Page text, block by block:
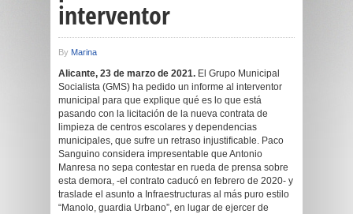
interventor
By Marina
Alicante, 23 de marzo de 2021. El Grupo Municipal
Socialista (GMS) ha pedido un informe al interventor
municipal para que explique qué es lo que está
pasando con la licitación de la nueva contrata de
limpieza de centros escolares y dependencias
municipales, que sufre un retraso injustificable. Paco
Sanguino considera impresentable que Antonio
Manresa no sepa contestar en rueda de prensa sobre
esta demora, -el contrato caducó en febrero de 2020- y
traslade el asunto a Infraestructuras al más puro estilo
“Manolo, guardia Urbano”, en lugar de ejercer de